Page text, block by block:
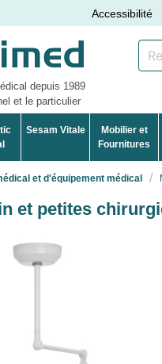
Accessibilité
depuis 1989
et le particulier
Sesam Vitale
Mobilier et
Fournitures
et d'équipement médical
et petites